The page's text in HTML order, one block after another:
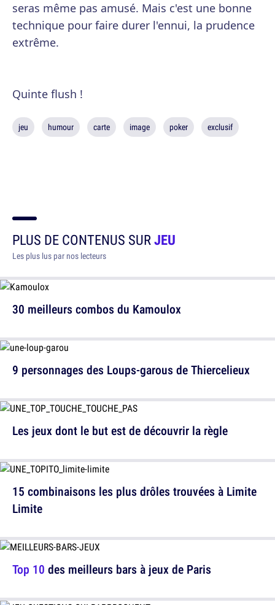
seras même pas amusé. Mais c'est une bonne
technique pour faire durer l'ennui, la prudence
extrême.
Quinte flush !
jeu humour carte image poker exclusif
PLUS DE CONTENUS SURJEU
Les plus lus par nos lecteurs
30 meilleurs combos du Kamoulox
Les jeux dont le but est de découvrir la règle
Top 10 des meilleurs bars à jeux de Paris
9 personnages des Loups-garous de Thiercelieux
15 combinaisons les plus drôles trouvées à Limite
Limite